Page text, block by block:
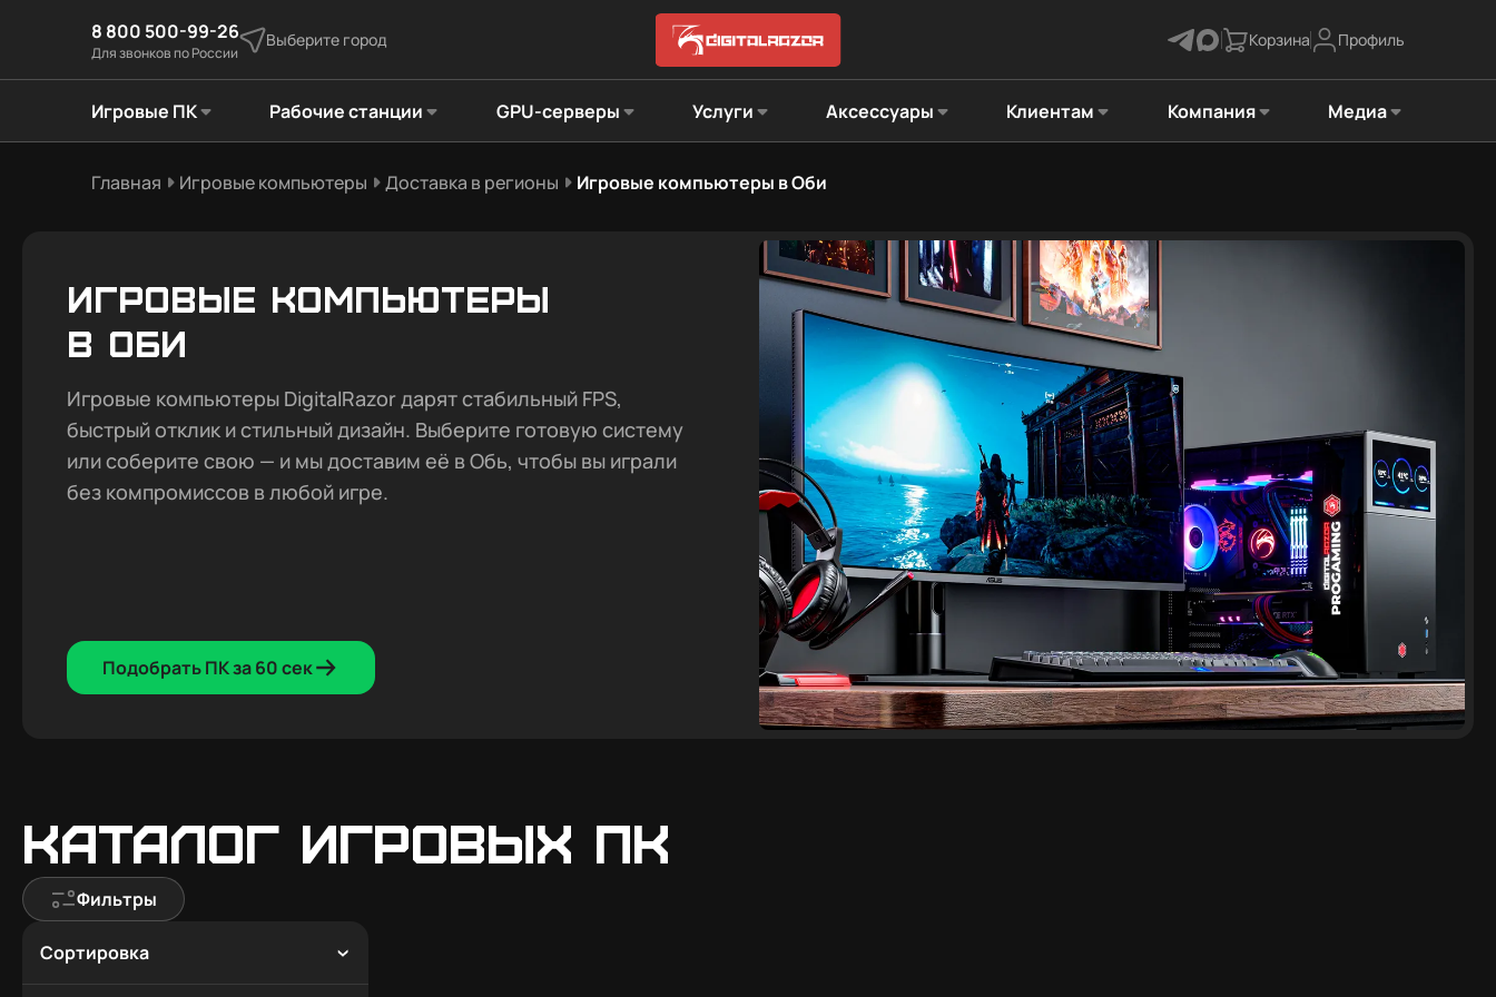
8 800 500-99-26
Для звонков по России
Выберите город Корзина Профиль
Игровые ПК Рабочие станции GPU-серверы Услуги Аксессуары Клиентам Компания Медиа
Главная Игровые компьютеры Доставка в регионы Игровые компьютеры в Оби
Игровые компьютеры
в Оби
Игровые компьютеры DigitalRazor дарят стабильный FPS,
быстрый отклик и стильный дизайн. Выберите готовую систему
или соберите свою — и мы доставим её в Обь, чтобы вы играли
без компромиссов в любой игре.
Подобрать ПК за 60 сек
Каталог игровых ПК
Фильтры
Сортировка